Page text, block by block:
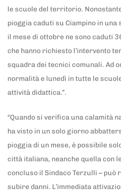
le scuole del territorio.
pioggia caduti su Ciampino in
il mese di ottobre ne sono caduti
che hanno richiesto l’intervento
squadra dei tecnici comunali. Ad
normalità e lunedì in tutte le
attività didattica.”.
“Quando si verifica una calamità
ha visto in un solo giorno
pioggia di un mese, è possibile
città italiana, neanche quella con
concluso il Sindaco Terzulli – può
subire danni. L’immediata